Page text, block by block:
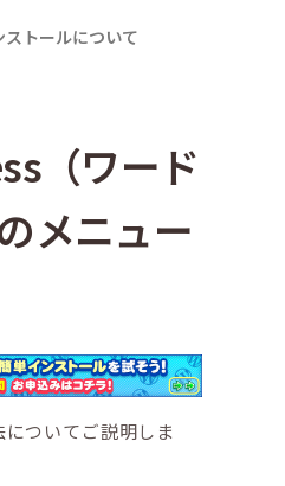
ストールについて
（ワード
メニュー
ついてご説明しま